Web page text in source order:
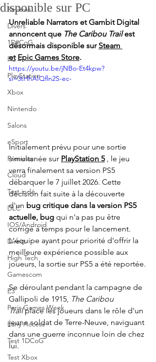
Reviews
Divers
1D#CoG
PC
PlayStation
Xbox
Nintendo
Salons
eSport
Previews
Cloud
Test indé
DLC
IOS/Android
Direct
High Tech
Gamescom
E3
Paris Games Week
Early Access
Test 1DCoG
Test Xbox
disponible sur PC
Unreliable Narrators et Gambit Digital
annoncent que The Caribou Trail est
désormais disponible sur Steam
et Epic Games Store.
https://youtu.be/jNBo-Et4kpw?
si=3tHhAIQfln2S-ec-
Initialement prévu pour une sortie
simultanée sur PlayStation 5
, le jeu
verra finalement sa version PS5
débarquer le 7 juillet 2026. Cette
décision fait suite à la découverte
d'un bug critique dans la version PS5
actuelle, bug qui n'a pas pu être
corrigé à temps pour le lancement.
L'équipe ayant pour priorité d'offrir la
meilleure expérience possible aux
joueurs, la sortie sur PS5 a été reportée.
Se déroulant pendant la campagne de
Gallipoli de 1915, The Caribou
Trail place les joueurs dans le rôle d'un
jeune soldat de Terre-Neuve, naviguant
dans une guerre inconnue loin de chez
lui.